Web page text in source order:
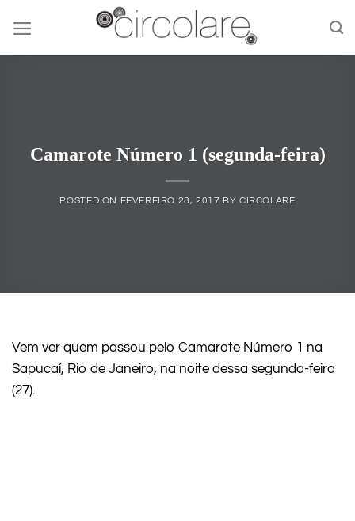
content
Camarote Número 1 (segunda-feira)
POSTED ON FEVEREIRO 28, 2017 BYCIRCOLARE
Vem ver quem passou pelo Camarote Número 1 na
Sapucaí, Rio de Janeiro, na noite dessa segunda-feira
(27).